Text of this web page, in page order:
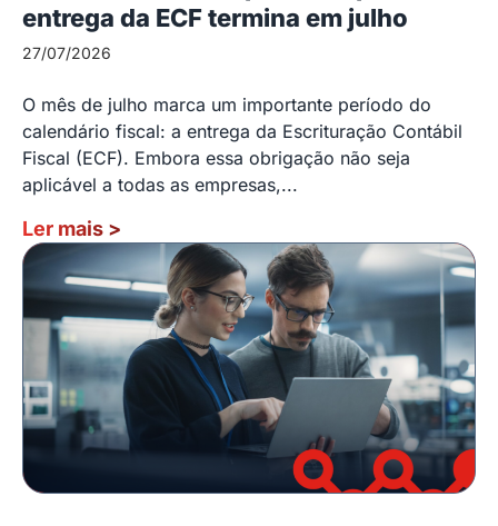
entrega da ECF termina em julho
27/07/2026
O mês de julho marca um importante período do
calendário fiscal: a entrega da Escrituração Contábil
Fiscal (ECF). Embora essa obrigação não seja
aplicável a todas as empresas,...
Ler mais >